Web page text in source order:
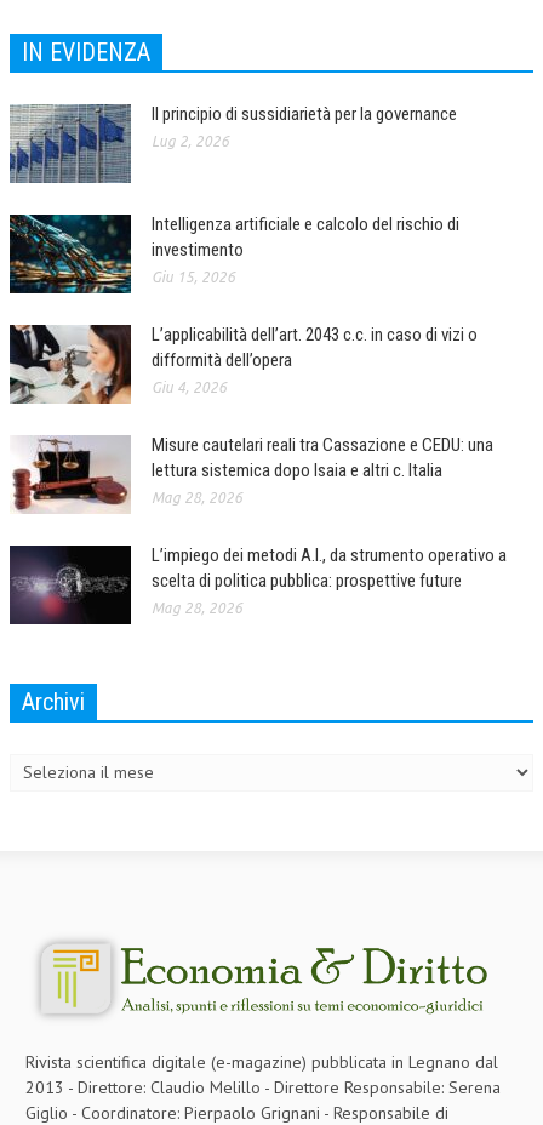
IN EVIDENZA
Il principio di sussidiarietà per la governance
Lug 2, 2026
Intelligenza artificiale e calcolo del rischio di
investimento
Giu 15, 2026
L’applicabilità dell’art. 2043 c.c. in caso di vizi o
difformità dell’opera
Giu 4, 2026
Misure cautelari reali tra Cassazione e CEDU: una
lettura sistemica dopo Isaia e altri c. Italia
Mag 28, 2026
L’impiego dei metodi A.I., da strumento operativo a
scelta di politica pubblica: prospettive future
Mag 28, 2026
Archivi
Rivista scientifica digitale (e-magazine) pubblicata in Legnano dal
2013 - Direttore: Claudio Melillo - Direttore Responsabile: Serena
Giglio - Coordinatore: Pierpaolo Grignani - Responsabile di